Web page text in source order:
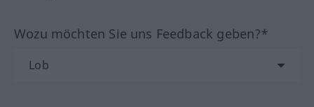
Wozu möchten Sie uns Feedback geben?*